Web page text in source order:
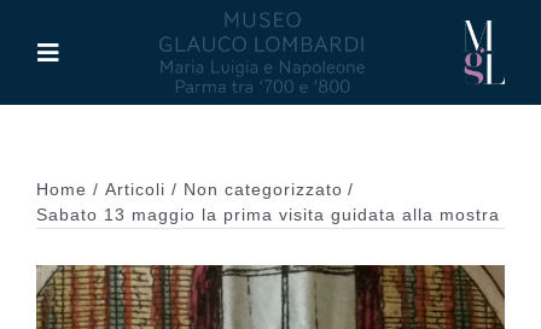
contenuto
Toggle
Maria Luigia d’Asburgo
Glauco Lombardi
Home Articoli
Non categorizzato
Sabato 13 maggio la prima visita guidata alla mostra